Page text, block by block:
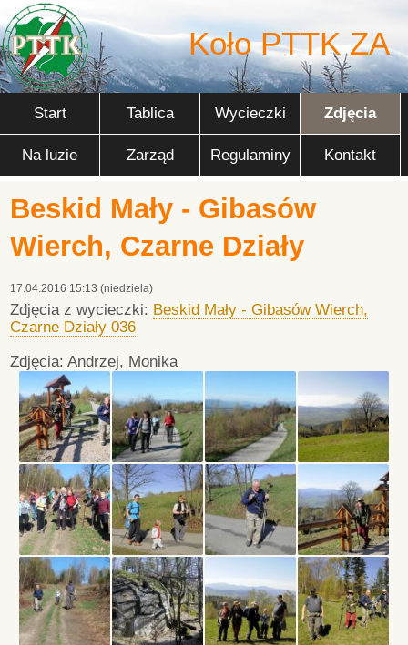
Koło PTTK ZA
Start Tablica Wycieczki Zdjęcia
Na luzie Zarząd Regulaminy Kontakt
Beskid Mały - Gibasów
Wierch, Czarne Działy
17.04.2016 15:13 (niedziela)
Zdjęcia z wycieczki: Beskid Mały - Gibasów Wierch,
Czarne Działy 036
Zdjęcia: Andrzej, Monika